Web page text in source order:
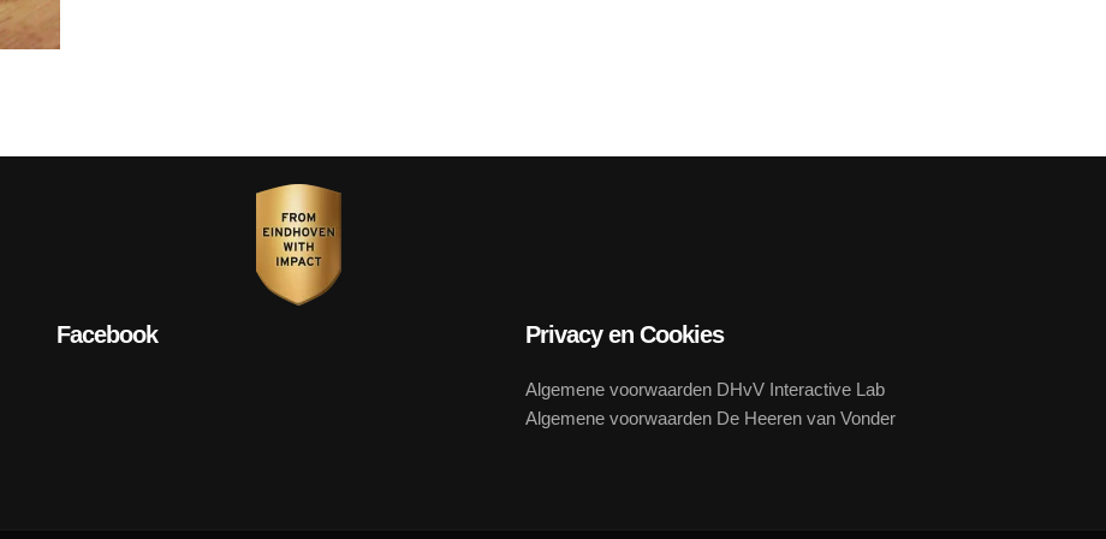
Facebook Privacy en Cookies
Algemene voorwaarden DHvV Interactive Lab
Algemene voorwaarden De Heeren van Vonder